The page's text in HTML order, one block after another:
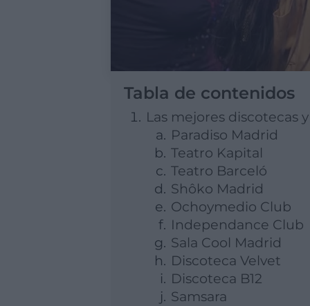
Tabla de contenidos
Las mejores discotecas
Paradiso Madrid
Teatro Kapital
Teatro Barceló
Shôko Madrid
Ochoymedio Club
Independance Club
Sala Cool Madrid
Discoteca Velvet
Discoteca B12
Samsara